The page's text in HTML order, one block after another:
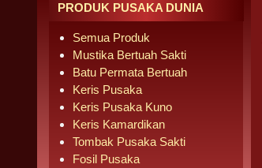
PRODUK PUSAKA DUNIA
Semua Produk
Mustika Bertuah Sakti
Batu Permata Bertuah
Keris Pusaka
Keris Pusaka Kuno
Keris Kamardikan
Tombak Pusaka Sakti
Fosil Pusaka